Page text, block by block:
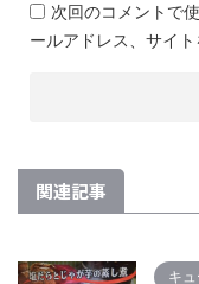
次回のコメントで
ールアドレス、サイト
関連記事
キ